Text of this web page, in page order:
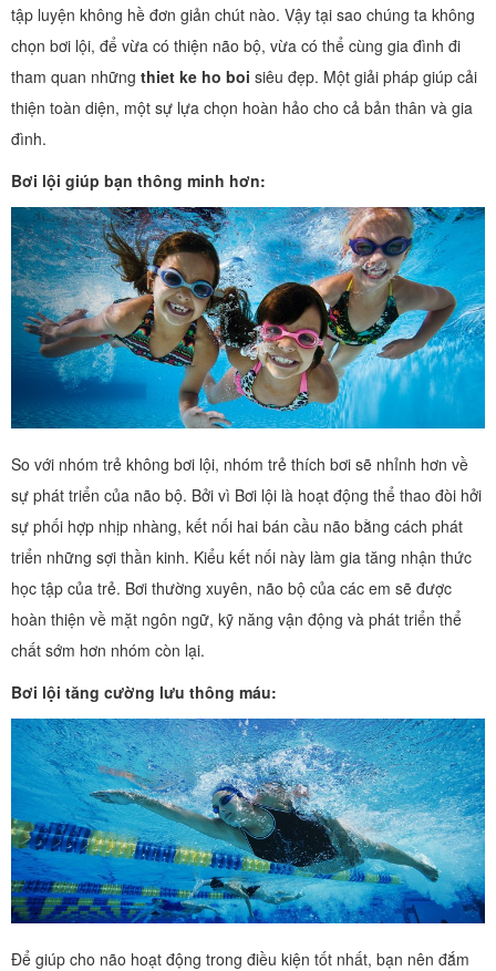
tập luyện không hề đơn giản chút nào. Vậy tại sao chúng ta không
chọn bơi lội, để vừa có thiện não bộ, vừa có thể cùng gia đình đi
tham quan những thiet ke ho boi siêu đẹp. Một giải pháp giúp cải
thiện toàn diện, một sự lựa chọn hoàn hảo cho cả bản thân và gia
đình.
Bơi lội giúp bạn thông minh hơn:
So với nhóm trẻ không bơi lội, nhóm trẻ thích bơi sẽ nhỉnh hơn về
sự phát triển của não bộ. Bởi vì Bơi lội là hoạt động thể thao đòi hởi
sự phối hợp nhịp nhàng, kết nối hai bán cầu não bằng cách phát
triển những sợi thần kinh. Kiểu kết nối này làm gia tăng nhận thức
học tập của trẻ. Bơi thường xuyên, não bộ của các em sẽ được
hoàn thiện về mặt ngôn ngữ, kỹ năng vận động và phát triển thể
chất sớm hơn nhóm còn lại.
Bơi lội tăng cường lưu thông máu:
Để giúp cho não hoạt động trong điều kiện tốt nhất, bạn nên đắm